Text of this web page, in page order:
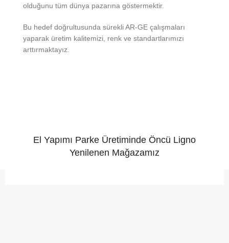
olduğunu tüm dünya pazarına göstermektir.
Bu hedef doğrultusunda sürekli AR-GE çalışmaları
yaparak üretim kalitemizi, renk ve standartlarımızı
arttırmaktayız.
El Yapımı Parke Üretiminde Öncü Ligno
Yenilenen Mağazamız